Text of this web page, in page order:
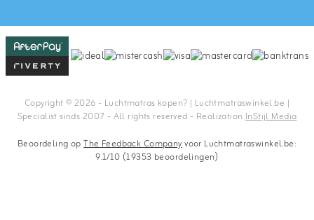
Copyright © 2026 - Luchtmatras kopen? | Luchtmatraswinkel.be |
Specialist sinds 2007 - All rights reserved - Realization InStijl Media
Beoordeling opThe Feedback Companyvoor Luchtmatraswinkel.be:
9.1/10 (19353 beoordelingen)